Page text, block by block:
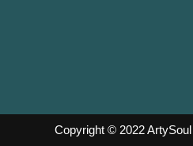
Copyright © 2022ArtySoul